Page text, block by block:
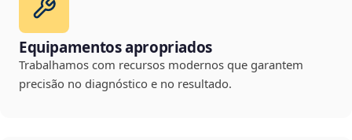
Equipamentos apropriados
Trabalhamos com recursos modernos que garantem
precisão no diagnóstico e no resultado.